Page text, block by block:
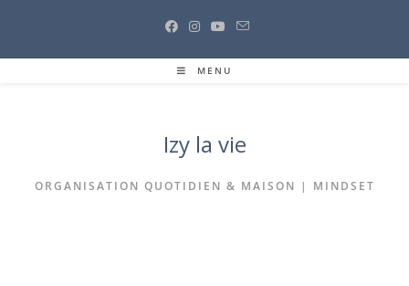
MENU
Izy la vie
ORGANISATION QUOTIDIEN & MAISON | MINDSET